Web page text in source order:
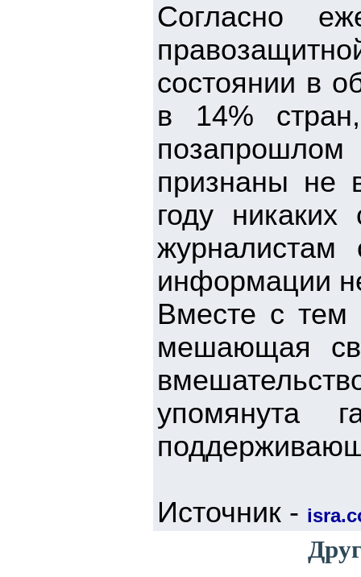
Согласно
состоянии в
в 14%
признаны не
году
журналистам
информации
Вместе с тем
мешающая
упомянута
Источник -